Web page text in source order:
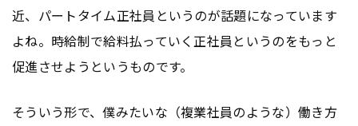
近、パートタイム正社員というのが話題になっています
よね。時給制で給料払っていく正社員というのをもっと
促進させようというものです。
そういう形で、僕みたいな（複業社員のような）働き方